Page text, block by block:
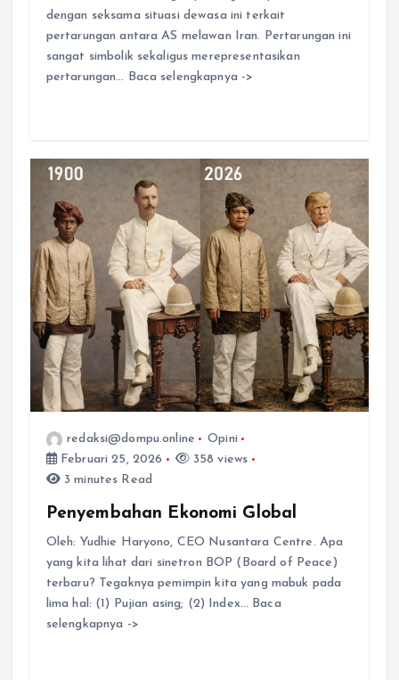
dengan seksama situasi dewasa ini terkait
pertarungan antara AS melawan Iran. Pertarungan ini
sangat simbolik sekaligus merepresentasikan
pertarungan… Baca selengkapnya ->
redaksi@dompu.online
Opini
Februari 25, 2026
358 views
3 minutes Read
Penyembahan Ekonomi Global
Oleh: Yudhie Haryono, CEO Nusantara Centre. Apa
yang kita lihat dari sinetron BOP (Board of Peace)
terbaru? Tegaknya pemimpin kita yang mabuk pada
lima hal: (1) Pujian asing; (2) Index… Baca
selengkapnya ->